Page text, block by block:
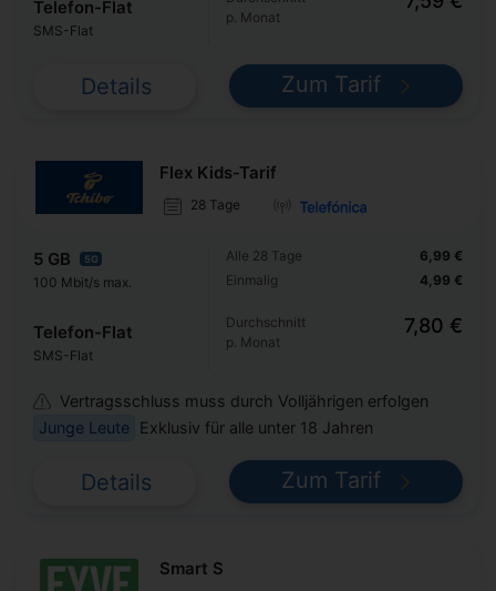
Telefon-Flat
SMS-Flat
p. Monat
Details Zum Tarif
Flex Kids-Tarif
28 Tage
5 GB 5G
100 Mbit/s max.
Telefon-Flat
SMS-Flat
Alle 28 Tage
Einmalig
6,99 €
4,99 €
Durchschnitt
p. Monat
7,80 €
Vertragsschluss muss durch Volljährigen erfolgen
Junge Leute
Exklusiv für alle unter 18 Jahren
Details Zum Tarif
Smart S